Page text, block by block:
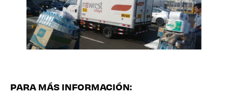
PARA MÁS INFORMACIÓN: